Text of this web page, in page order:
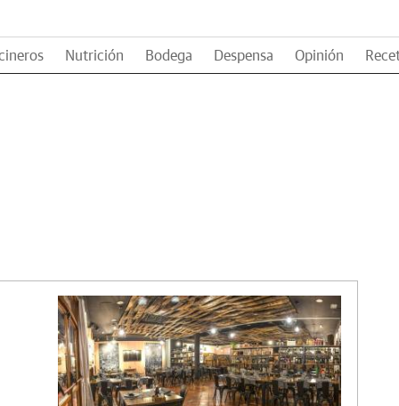
Nutrición Bodega Despensa Opinión